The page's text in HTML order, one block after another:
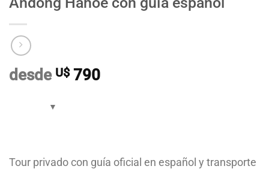
desde U$790
Tour privado con guía oficial en español y transporte